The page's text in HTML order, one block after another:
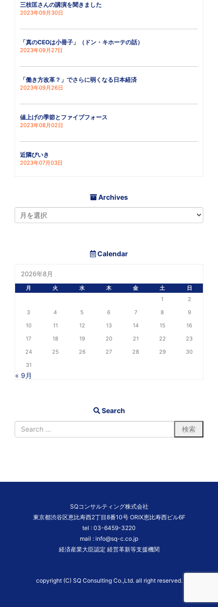
三枝匡さんの講演を聞きました
2023年09月30日
「真のCEOは小冊子」（ドン・キホーテの話）
2023年09月27日
「働き方改革？」でさらに弱くなる日本経済
2023年09月26日
値上げの季節とファイブフォース
2023年08月02日
近隣びいき
2023年07月03日
Archives
Calendar
2026年8月
月 火 水 木 金 土
日
1
2
3
4 5 6 7 8
9
10
11 12 13 14 15
16
17
18 19 20 21 22
23
24
25 26 27 28 29
30
31
« 9月
Search
SQコンサルティング株式会社
東京都渋谷区恵比寿西2丁目8番10号 ORIX恵比寿西ビル6F
tel : 03-6459-3220
mail : info@sq-c.co.jp
経済産業大臣認定 経営革新等支援機関
copyright (C) SQ Consulting Co.,Ltd. all right reserved.